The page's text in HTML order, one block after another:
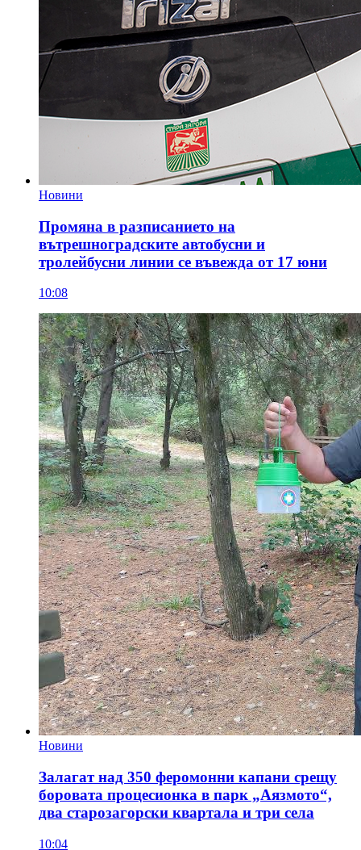
Новини
Промяна в разписанието на
вътрешноградските автобусни и
тролейбусни линии се въвежда от 17 юни
10:08
Новини
Залагат над 350 феромонни капани срещу
боровата процесионка в парк „Аязмото“,
два старозагорски квартала и три села
10:04